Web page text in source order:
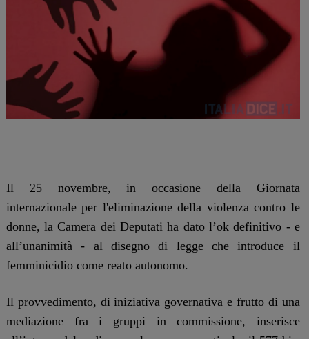
Il 25 novembre, in occasione della Giornata
internazionale per l'eliminazione della violenza contro le
donne, la Camera dei Deputati ha dato l’ok definitivo - e
all’unanimità - al disegno di legge che introduce il
femminicidio come reato autonomo.
Il provvedimento, di iniziativa governativa e frutto di una
mediazione fra i gruppi in commissione, inserisce